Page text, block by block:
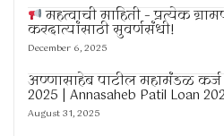
महत्वाची माहिती – प्रत्येक
करदात्यांसाठी सुवर्णसंधी!
December 6, 2025
अण्णासाहेब पाटील महामंडळ
2025 | Annasaheb Patil Loan
August 31, 2025